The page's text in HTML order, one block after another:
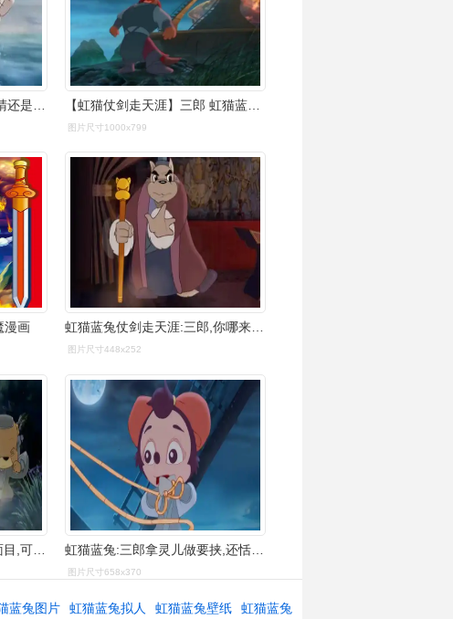
图片尺寸1000x799
漫画 虹猫蓝兔仗剑走天涯:三郎,你哪来的情有可原?七侠背锅走天涯啊
图片尺寸448x252
虹猫蓝兔:三郎终于露出真面目,可这个叛徒也遭到报应-母婴亲子视频 虹猫蓝兔:三郎拿灵儿做要挟,还恬不知耻,真是厚脸皮-母婴亲子视频
图片尺寸658x370
蓝兔图片 虹猫蓝兔拟人 虹猫蓝兔壁纸 虹猫蓝兔